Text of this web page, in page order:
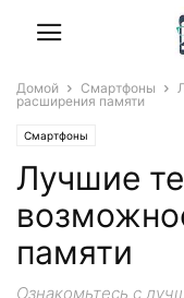
Домой Смартфоны
расширения памяти
Смартфоны
Лучшие
памяти
Ознакомьтесь с